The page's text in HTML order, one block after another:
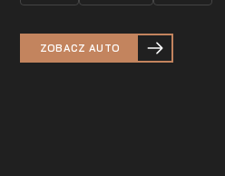
ZOBACZ AUTO